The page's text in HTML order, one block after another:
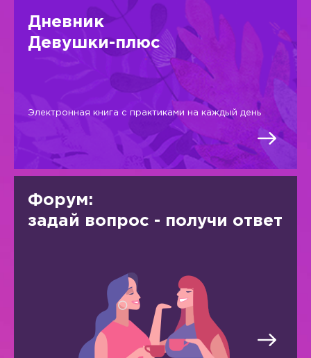
Дневник
Девушки-плюс
Электронная книга с практиками на каждый день
Форум:
задай вопрос - получи ответ